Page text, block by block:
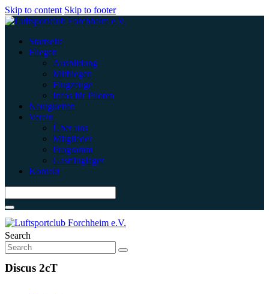
Skip to content Skip to footer
Startseite
Fliegen
Ausbildung
Mitfliegen
Flugzeuge
Infos für Piloten
Neuigkeiten
Verein
Über uns
Mitglieder
Programm
Gastfluglager
Kontakt
Search
Discus 2cT